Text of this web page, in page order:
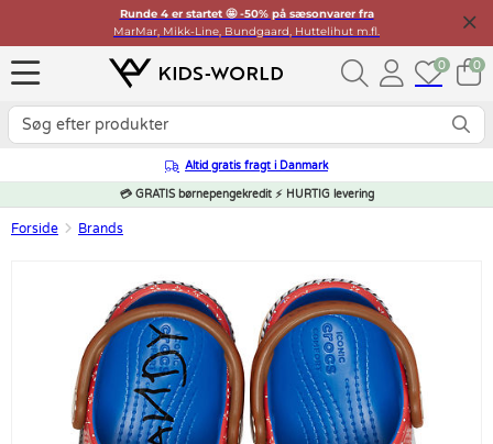
Runde 4 er startet 🤩 -50% på sæsonvarer fra
MarMar, Mikk-Line, Bundgaard, Huttelihut m.fl.
0 0
Altid gratis fragt i Danmark
💳 GRATIS børnepengekredit ⚡ HURTIG levering
Forside Brands